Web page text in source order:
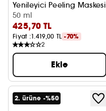
Yenileyici Peeling Maskesi
50 ml
425,70 TL
Fiyat :1.419,00 TL -70%
2
Ekle
2. ürüne -%50